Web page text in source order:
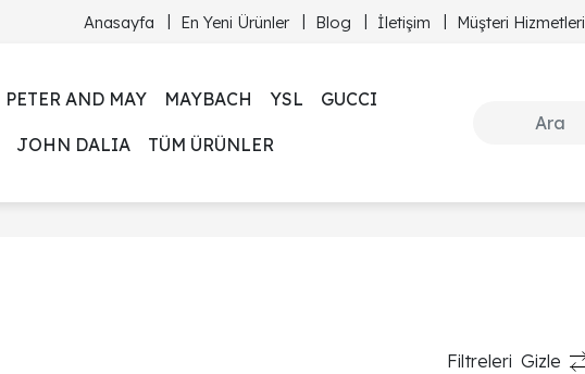
Anasayfa En Yeni Ürünler Blog İletişim Müşteri Hizmetleri
PETER AND MAY MAYBACH YSL GUCCI
JOHN DALIA TÜM ÜRÜNLER
Filtreleri Gizle